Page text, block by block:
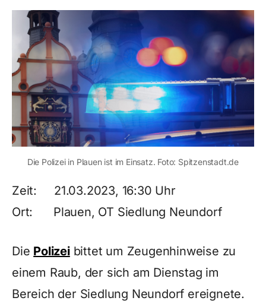
Die Polizei in Plauen ist im Einsatz. Foto: Spitzenstadt.de
Zeit: 21.03.2023, 16:30 Uhr
Ort: Plauen, OT Siedlung Neundorf
Die Polizeibittet um Zeugenhinweise zu
einem Raub, der sich am Dienstag im
Bereich der Siedlung Neundorf ereignete.